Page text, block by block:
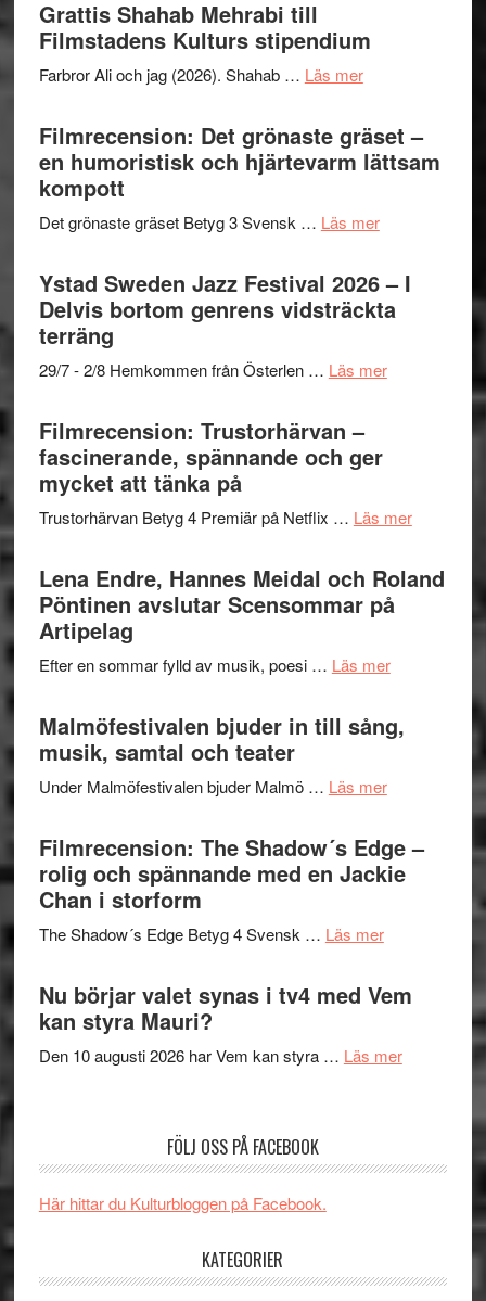
I
Want
to
Believe
Vrach
Frankenshtey
med
Mulder
och
Dana
presenterar
19
titlar
i
Grattis Shahab Mehrabi till
Filmstadens Kulturs stipendium
Farbror Ali och jag (2026). Shahab … Läs merom
Shahab
Mehrabi
till
Kulturs
Filmrecension: Det grönaste gräset –
en humoristisk och hjärtevarm lättsam
kompott
Det grönaste gräset Betyg 3 Svensk … Läs merom
Det
grönaste
gräset
en
hjärtevarm
Ystad Sweden Jazz Festival 2026 – I
Delvis bortom genrens vidsträckta
terräng
29/7 - 2/8 Hemkommen från Österlen … Läs merom
–
Delvis
bortom
terräng
Filmrecension: Trustorhärvan –
fascinerande, spännande och ger
mycket att tänka på
Trustorhärvan Betyg 4 Premiär på Netflix … Läs merom
–
Lena Endre, Hannes Meidal och Roland
Pöntinen avslutar Scensommar på
Artipelag
Efter en sommar fylld av musik, poesi … Läs merom
Hannes
Pöntinen
avslutar
Scensommar
Malmöfestivalen bjuder in till sång,
musik, samtal och teater
Under Malmöfestivalen bjuder Malmö … Läs merom
in
till
och
Filmrecension: The Shadow´s Edge –
rolig och spännande med en Jackie
Chan i storform
The Shadow´s Edge Betyg 4 Svensk … Läs merom
Shadow
Edge
spännande
Nu börjar valet synas i tv4 med Vem
kan styra Mauri?
Den 10 augusti 2026 har Vem kan styra … Läs merom
kan
FÖLJ OSS PÅ FACEBOOK
Här hittar du Kulturbloggen på Facebook.
KATEGORIER